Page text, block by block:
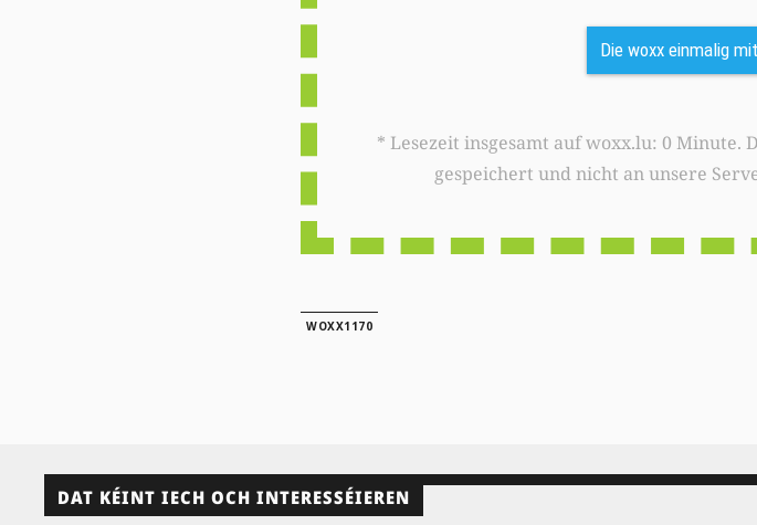
Die woxx einmalig
* Lesezeit insgesamt auf woxx.lu: 0 Minute. Diese Daten werden nur in Ihrem Browser
gespeichert und nicht an unsere
WOXX1170
DAT KÉINT IECH OCH INTERESSÉIEREN